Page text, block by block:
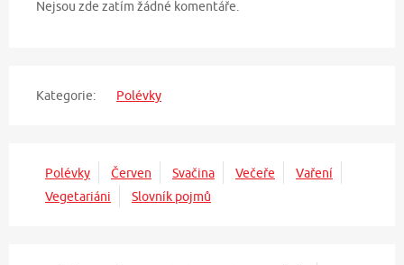
Nejsou zde zatím žádné komentáře.
Kategorie: Polévky
Polévky Červen Svačina Večeře
Vaření
Vegetariáni
Slovník pojmů